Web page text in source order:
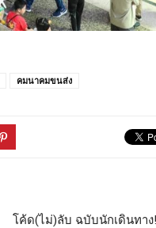
คมนาคมขนส่ง
โค้ด(ไม่)ลับ ฉบับนักเดินทาง